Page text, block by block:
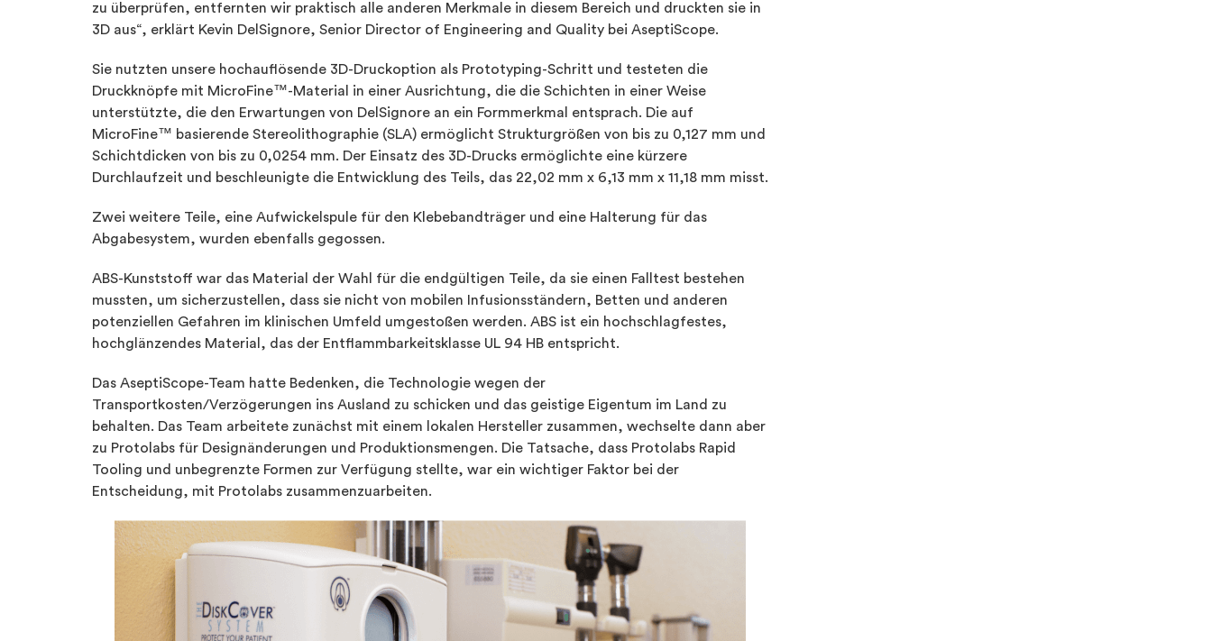
zu überprüfen, entfernten wir praktisch alle anderen Merkmale in diesem Bereich und druckten sie in
3D aus“, erklärt Kevin DelSignore, Senior Director of Engineering and Quality bei AseptiScope.
Sie nutzten unsere hochauflösende 3D-Druckoption als Prototyping-Schritt und testeten die
Druckknöpfe mit MicroFine™-Material in einer Ausrichtung, die die Schichten in einer Weise
unterstützte, die den Erwartungen von DelSignore an ein Formmerkmal entsprach. Die auf
MicroFine™ basierende Stereolithographie (SLA) ermöglicht Strukturgrößen von bis zu 0,127 mm und
Schichtdicken von bis zu 0,0254 mm. Der Einsatz des 3D-Drucks ermöglichte eine kürzere
Durchlaufzeit und beschleunigte die Entwicklung des Teils, das 22,02 mm x 6,13 mm x 11,18 mm misst.
Zwei weitere Teile, eine Aufwickelspule für den Klebebandträger und eine Halterung für das
Abgabesystem, wurden ebenfalls gegossen.
ABS-Kunststoff war das Material der Wahl für die endgültigen Teile, da sie einen Falltest bestehen
mussten, um sicherzustellen, dass sie nicht von mobilen Infusionsständern, Betten und anderen
potenziellen Gefahren im klinischen Umfeld umgestoßen werden. ABS ist ein hochschlagfestes,
hochglänzendes Material, das der Entflammbarkeitsklasse UL 94 HB entspricht.
Das AseptiScope-Team hatte Bedenken, die Technologie wegen der
Transportkosten/Verzögerungen ins Ausland zu schicken und das geistige Eigentum im Land zu
behalten. Das Team arbeitete zunächst mit einem lokalen Hersteller zusammen, wechselte dann aber
zu Protolabs für Designänderungen und Produktionsmengen. Die Tatsache, dass Protolabs Rapid
Tooling und unbegrenzte Formen zur Verfügung stellte, war ein wichtiger Faktor bei der
Entscheidung, mit Protolabs zusammenzuarbeiten.